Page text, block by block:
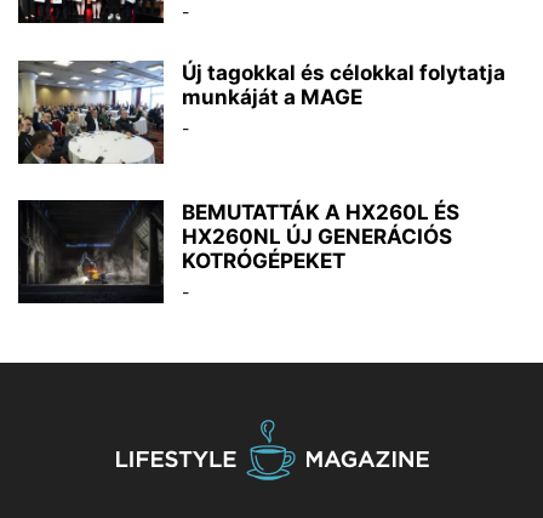
-
Új tagokkal és célokkal folytatja
munkáját a MAGE
-
BEMUTATTÁK A HX260L ÉS
HX260NL ÚJ GENERÁCIÓS
KOTRÓGÉPEKET
-